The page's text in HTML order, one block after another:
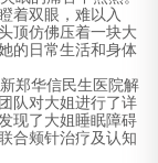
着双眼，难以入
顶仿佛压着一块大
的日常生活和身体
郑华信民生医院解
队对大姐进行了详
现了大姐睡眠障碍
合颊针治疗及认知